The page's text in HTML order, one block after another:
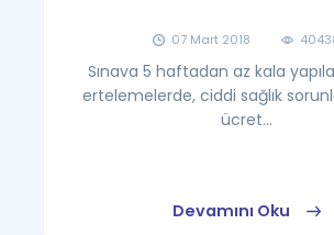
07 Mart 2018
Sınava 5 haftadan az kala
ertelemelerde, ciddi sağlık
ücret...
Devamını Oku